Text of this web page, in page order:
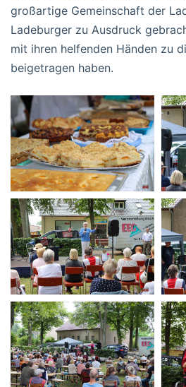
großartige Gemeinschaft der
Ladeburger zu Ausdruck
mit ihren helfenden Händen zu
beigetragen haben.